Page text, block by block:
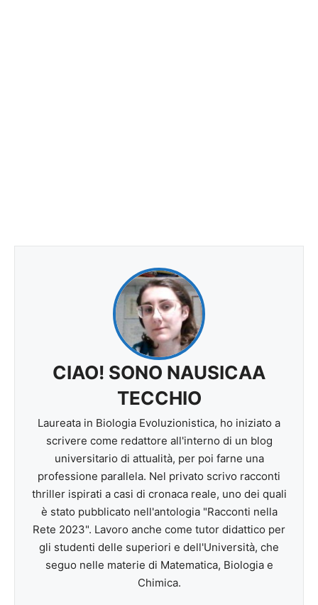
CIAO! SONO NAUSICAA
TECCHIO
Laureata in Biologia Evoluzionistica, ho iniziato a
scrivere come redattore all'interno di un blog
universitario di attualità, per poi farne una
professione parallela. Nel privato scrivo racconti
thriller ispirati a casi di cronaca reale, uno dei quali
è stato pubblicato nell'antologia "Racconti nella
Rete 2023". Lavoro anche come tutor didattico per
gli studenti delle superiori e dell'Università, che
seguo nelle materie di Matematica, Biologia e
Chimica.